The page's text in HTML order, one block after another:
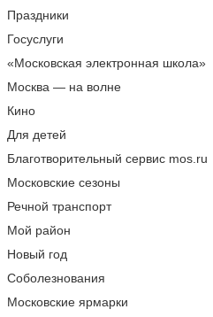
Праздники
Госуслуги
«Московская электронная школа»
Москва — на волне
Кино
Для детей
Благотворительный сервис mos.ru
Московские сезоны
Речной транспорт
Мой район
Новый год
Соболезнования
Московские ярмарки